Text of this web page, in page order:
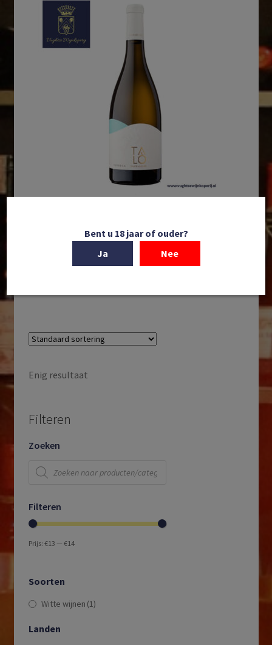
San Marzano | Talò | Verdeca | IGP Puglia | Puglia |
Italië | 2024
Enig resultaat
Filteren
Zoeken
zoeken
Filteren
Prijs: €13 — €14
Soorten
Witte wijnen (1)
Landen
Bent u 18 jaar of ouder?
Ja
Nee